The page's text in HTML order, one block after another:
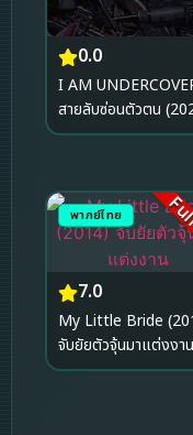
0.0
I AM
สายลับซ่อนตัวตน
พากย์ไทย
7.0
My Little Bride
จับยัยตัวจุ้นมาแต่งงาน